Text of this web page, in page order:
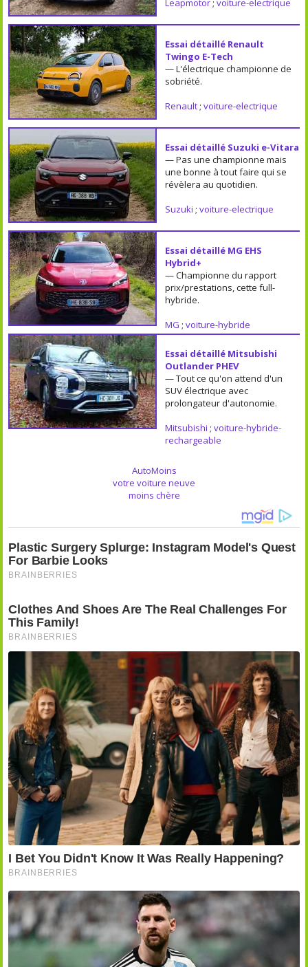
Essai détaillé Renault
Twingo E-Tech
— L'électrique championne de
sobriété.
Renault ; voiture-electrique
Essai détaillé Suzuki e-Vitara
— Pas une championne mais
une bonne à tout faire qui se
révèlera au quotidien.
Suzuki ; voiture-electrique
Essai détaillé MG EHS
Hybrid+
— Championne du rapport
prix/prestations, cette full-
hybride.
MG ; voiture-hybride
Essai détaillé Mitsubishi
Outlander PHEV
— Tout ce qu'on attend d'un
SUV électrique avec
prolongateur d'autonomie.
Mitsubishi ; voiture-hybride-
rechargeable
AutoMoins
votre voiture neuve
moins chère